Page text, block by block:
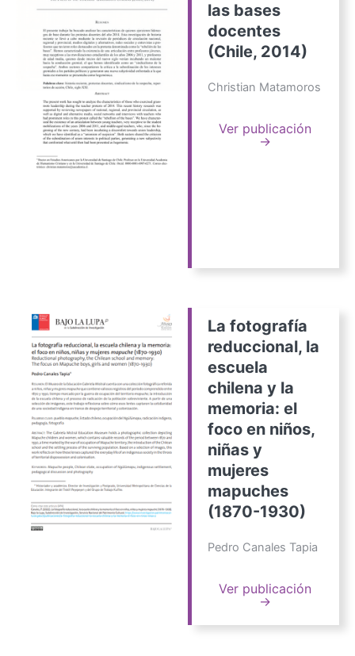
las bases
docentes
(Chile, 2014)
Christian Matamoros
Ver publicación
→
La fotografía
reduccional, la
escuela
chilena y la
memoria: el
foco en niños,
niñas y
mujeres
mapuches
(1870-1930)
Pedro Canales Tapia
Ver publicación
→